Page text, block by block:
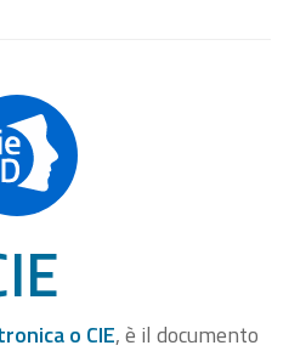
o CIE, è il documento